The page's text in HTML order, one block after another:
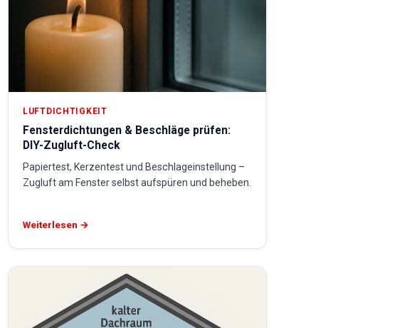
LUFTDICHTIGKEIT
Fensterdichtungen & Beschläge prüfen:
DIY-Zugluft-Check
Papiertest, Kerzentest und Beschlageinstellung –
Zugluft am Fenster selbst aufspüren und beheben.
Weiterlesen →